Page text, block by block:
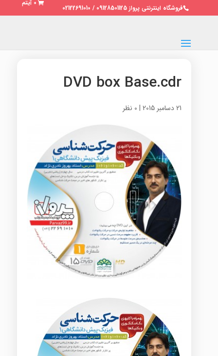
فروشگاه اینترنتی پرواز 09128501125 / 02122691010
0 آیتم
DVD box Base.cdr
21 دسامبر 2015 | 0 نظر